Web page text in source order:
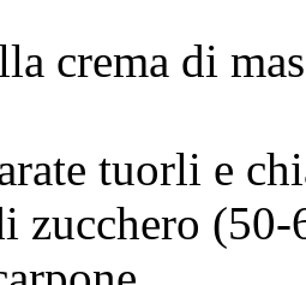
crema di
tuorli e
zucchero